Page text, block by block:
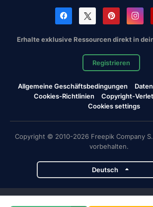
Erhalte exklusive Ressourcen direkt in
Registrieren
Allgemeine Geschäftsbedingungen
Cookies-Richtlinien
Copyright-
Cookies settings
Copyright © 2010-2026 Freepik Company
vorbehalten.
Deutsch